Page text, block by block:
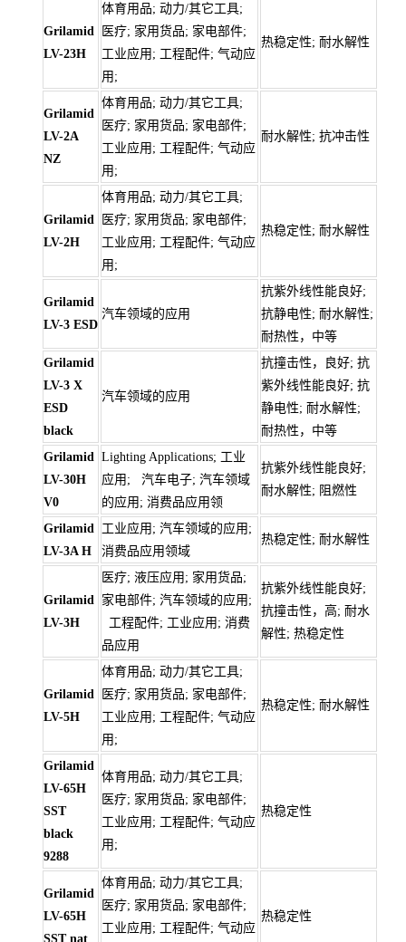
Grilamid
LV-23H
体育用品; 动力/其它工具;
医疗; 家用货品; 家电部件;
工业应用; 工程配件; 气动应
用;
热稳定性; 耐水解性
Grilamid
LV-2A
NZ
体育用品; 动力/其它工具;
医疗; 家用货品; 家电部件;
工业应用; 工程配件; 气动应
用;
耐水解性; 抗冲击性
Grilamid
LV-2H
体育用品; 动力/其它工具;
医疗; 家用货品; 家电部件;
工业应用; 工程配件; 气动应
用;
热稳定性; 耐水解性
Grilamid
LV-3 ESD
汽车领域的应用
抗紫外线性能良好;
抗静电性; 耐水解性;
耐热性，中等
Grilamid
LV-3 X
ESD
black
汽车领域的应用
抗撞击性，良好; 抗
紫外线性能良好; 抗
静电性; 耐水解性;
耐热性，中等
Grilamid
LV-30H
V0
Lighting Applications; 工业
应用; 汽车电子; 汽车领域
的应用; 消费品应用领
抗紫外线性能良好;
耐水解性; 阻燃性
Grilamid
LV-3A H
工业应用; 汽车领域的应用;
消费品应用领域
热稳定性; 耐水解性
Grilamid
LV-3H
医疗; 液压应用; 家用货品;
家电部件; 汽车领域的应用;
工程配件; 工业应用; 消费
品应用
抗紫外线性能良好;
抗撞击性，高; 耐水
解性; 热稳定性
Grilamid
LV-5H
体育用品; 动力/其它工具;
医疗; 家用货品; 家电部件;
工业应用; 工程配件; 气动应
用;
热稳定性; 耐水解性
Grilamid
LV-65H
SST
black
9288
体育用品; 动力/其它工具;
医疗; 家用货品; 家电部件;
工业应用; 工程配件; 气动应
用;
热稳定性
Grilamid
LV-65H
SST nat
体育用品; 动力/其它工具;
医疗; 家用货品; 家电部件;
工业应用; 工程配件; 气动应
热稳定性